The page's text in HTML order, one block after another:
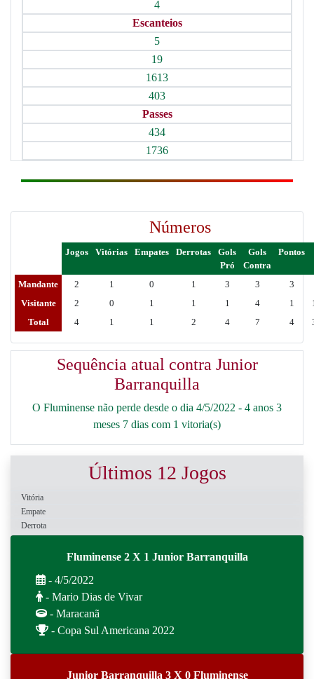
4
Escanteios
5
19
1613
403
Passes
434
1736
Números
Jogos Vitórias Empates Derrotas
Gols
Pró
Gols
Contra
Pontos
Mandante 2 1 0 1 3 3
3
Visitante
2 0 1 1 1 4 1
Total
4 1 1 2 4 7 4
Sequência atual contra Junior
Barranquilla
O Fluminense não perde desde o dia 4/5/2022 - 4 anos 3
meses 7 dias com 1 vitoria(s)
Últimos 12 Jogos
Vitória
Empate
Derrota
Fluminense 2 X 1 Junior Barranquilla
- 4/5/2022
- Mario Dias de Vivar
- Maracanã
- Copa Sul Americana 2022
Junior Barranquilla 3 X 0 Fluminense